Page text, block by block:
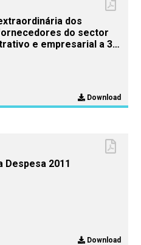
dos
do sector
e empresarial a 30
Download
Despesa 2011
Download